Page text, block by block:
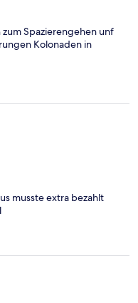
Spazierengehen unf
Kolonaden in
musste extra bezahlt